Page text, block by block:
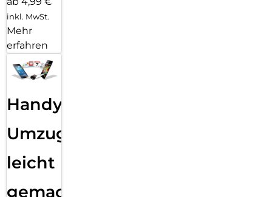
inkl. MwSt.
Mehr
erfahren
Handy
Umzug
leicht
gemacht!